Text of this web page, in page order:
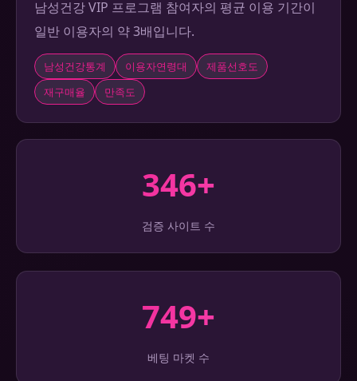
남성건강 VIP 프로그램 참여자의 평균 이용 기간이
일반 이용자의 약 3배입니다.
남성건강통계 이용자연령대
제품선호도
재구매율
만족도
346+
검증 사이트 수
749+
베팅 마켓 수